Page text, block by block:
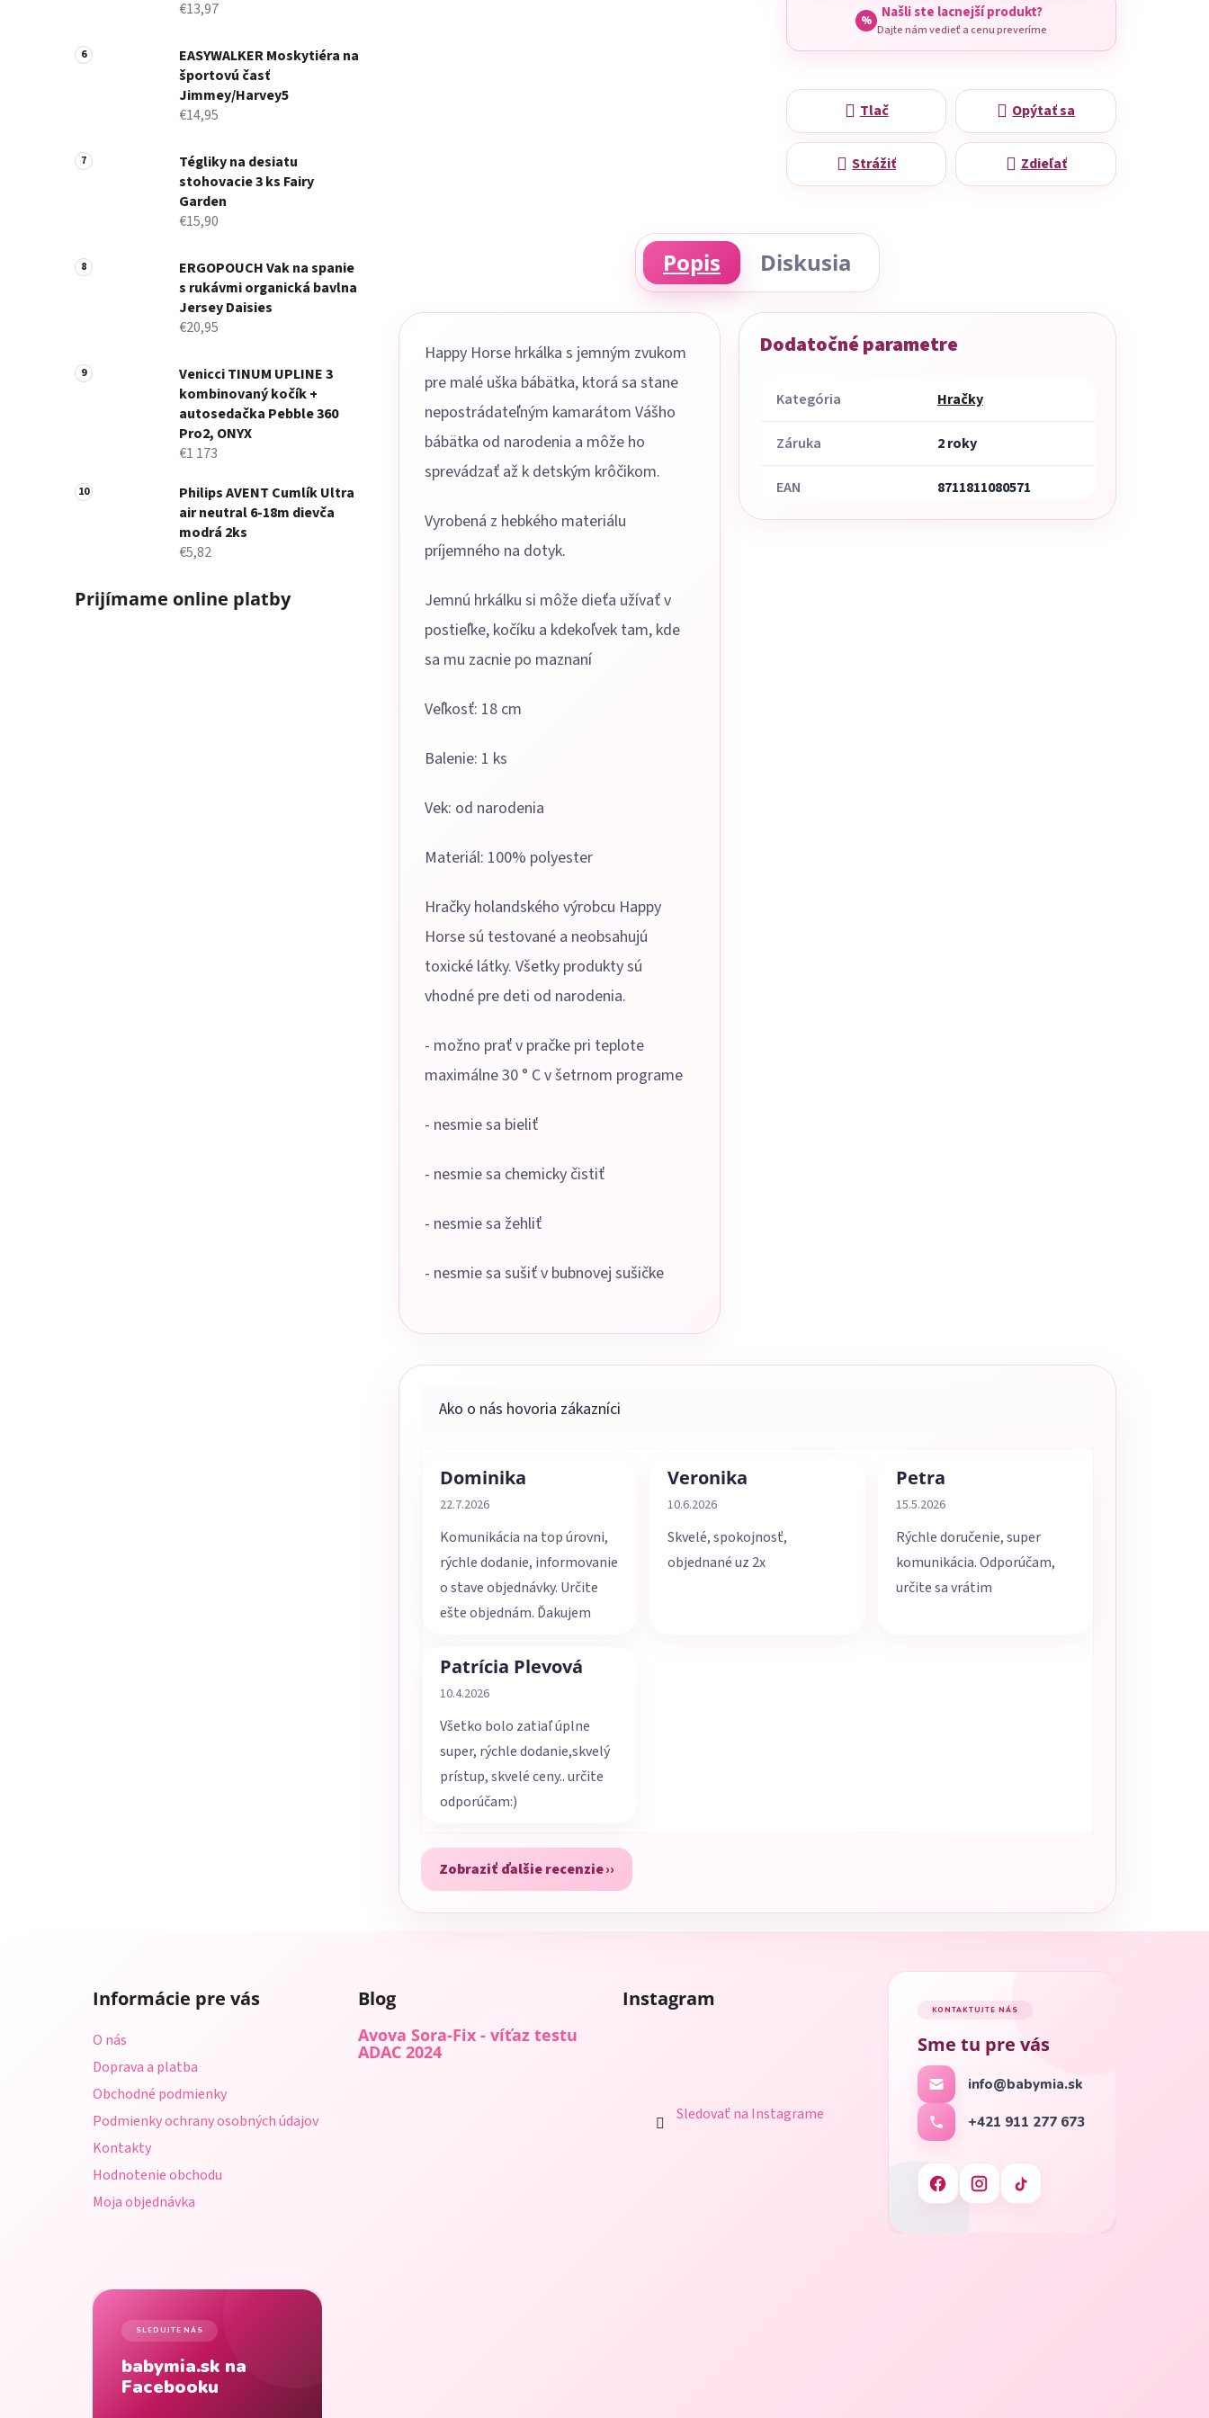
€13,97
EASYWALKER Moskytiéra na
športovú časť
Jimmey/Harvey5
€14,95
Tégliky na desiatu
stohovacie 3 ks Fairy
Garden
€15,90
ERGOPOUCH Vak na spanie
s rukávmi organická bavlna
Jersey Daisies
€20,95
Venicci TINUM UPLINE 3
kombinovaný kočík +
autosedačka Pebble 360
Pro2, ONYX
€1 173
Philips AVENT Cumlík Ultra
air neutral 6-18m dievča
modrá 2ks
€5,82
Prijímame online platby
% Našli ste lacnejší produkt?
Dajte nám vedieť a cenu preveríme
Tlač Opýtať sa
Strážiť Zdieľať
Popis Diskusia
Happy Horse hrkálka s jemným zvukom
pre malé uška bábätka, ktorá sa stane
nepostrádateľným kamarátom Vášho
bábätka od narodenia a môže ho
sprevádzať až k detským krôčikom.
Vyrobená z hebkého materiálu
príjemného na dotyk.
Jemnú hrkálku si môže dieťa užívať v
postieľke, kočíku a kdekoľvek tam, kde
sa mu zacnie po maznaní
Veľkosť: 18 cm
Balenie: 1 ks
Vek: od narodenia
Materiál: 100% polyester
Hračky holandského výrobcu Happy
Horse sú testované a neobsahujú
toxické látky. Všetky produkty sú
vhodné pre deti od narodenia.
- možno prať v pračke pri teplote
maximálne 30 ° C v šetrnom programe
- nesmie sa bieliť
- nesmie sa chemicky čistiť
- nesmie sa žehliť
- nesmie sa sušiť v bubnovej sušičke
Dodatočné parametre
Kategória Hračky
Záruka 2 roky
EAN 8711811080571
Dominika
Hodnotenie obchodu je 5 z 5 hviezdičiek.
22.7.2026
Komunikácia na top úrovni,
rýchle dodanie, informovanie
o stave objednávky. Určite
ešte objednám. Ďakujem
Veronika
Hodnotenie obchodu je 5 z 5 hviezdičiek.
10.6.2026
Skvelé, spokojnosť,
objednané uz 2x
Petra
Hodnotenie obchodu je 5 z 5 hviezdičiek.
15.5.2026
Rýchle doručenie, super
komunikácia. Odporúčam,
určite sa vrátim
Patrícia Plevová
Hodnotenie obchodu je 5 z 5 hviezdičiek.
10.4.2026
Všetko bolo zatiaľ úplne
super, rýchle dodanie,skvelý
prístup, skvelé ceny.. určite
odporúčam:)
Zobraziť ďalšie recenzie
Informácie pre vás
O nás
Doprava a platba
Obchodné podmienky
Podmienky ochrany osobných údajov
Kontakty
Hodnotenie obchodu
Moja objednávka
Blog
Avova Sora-Fix - víťaz testu
ADAC 2024
Instagram
Sledovať na Instagrame
KONTAKTUJTE NÁS
Sme tu pre vás
info@babymia.sk
+421 911 277 673
SLEDUJTE NÁS
babymia.sk na
Facebooku